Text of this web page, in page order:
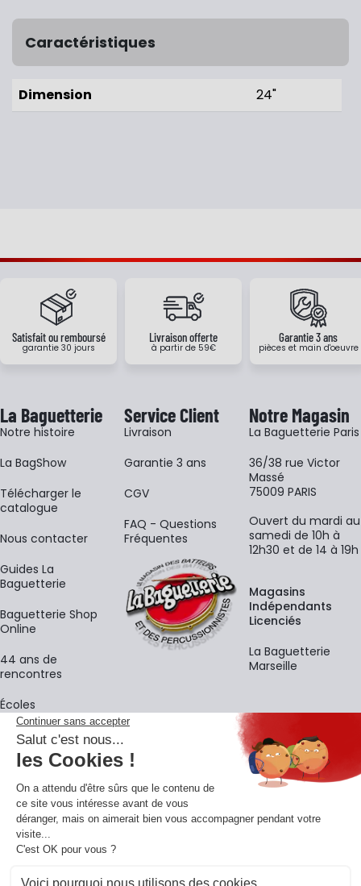
Caractéristiques
Dimension 24"
Satisfait ou remboursé
garantie 30 jours
Livraison offerte
à partir de 59€
Garantie 3 ans
pièces et main d'oeuvre
La Baguetterie
Notre histoire
La BagShow
​Télécharger le
catalogue
Nous contacter
Guides La
Baguetterie
Baguetterie Shop
Online
44 ans de
rencontres
Écoles
Service Client
Livraison
Garantie 3 ans
CGV
FAQ - Questions
Fréquentes
Notre Magasin
La Baguetterie Paris
36/38 rue Victor
Massé
75009 PARIS
Ouvert du mardi au
samedi de 10h à
12h30 et de 14 à 19h
Magasins
Indépendants
Licenciés
La Baguetterie
Marseille
La newsletter
Adresse e-mail
En vous inscrivant à notre newsletter, vous acceptez notre
confidentialité.
Retrouvons-nous sur